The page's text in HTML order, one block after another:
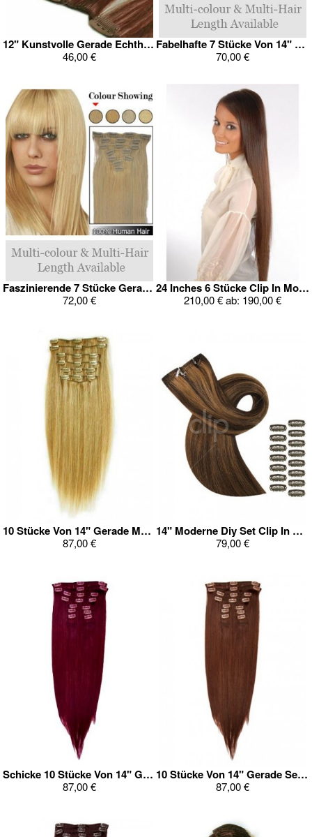
12" Kunstvolle Gerade Echthaar Verlängerung
46,00 €
Fabelhafte 7 Stücke Von 14" Gerade Clip In Ganz Kopf Set
70,00 €
Faszinierende 7 Stücke Gerade 14" Clip In Ganz Kopf Set
72,00 €
24 Inches 6 Stücke Clip In Mode Echthaar Ganz Kopf Set
210,00 €ab: 190,00 €
10 Stücke Von 14" Gerade Modische Clip In Ganz Kopf Set
87,00 €
14" Moderne Diy Set Clip In Haarverlängerung
79,00 €
Schicke 10 Stücke Von 14" Gerade Clip In Ganz Kopf Set
87,00 €
10 Stücke Von 14" Gerade Sehr Gut Clip In Ganz Kopf Set
87,00 €